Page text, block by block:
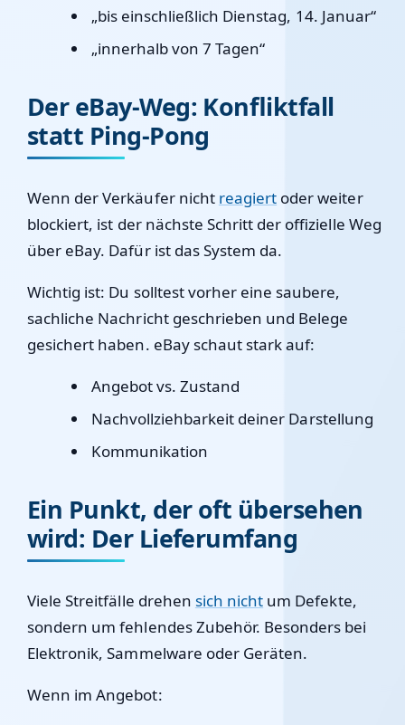
„bis einschließlich Dienstag, 14. Januar“
„innerhalb von 7 Tagen“
Der eBay-Weg: Konfliktfall
statt Ping-Pong
Wenn der Verkäufer nicht reagiert oder weiter
blockiert, ist der nächste Schritt der offizielle Weg
über eBay. Dafür ist das System da.
Wichtig ist: Du solltest vorher eine saubere,
sachliche Nachricht geschrieben und Belege
gesichert haben. eBay schaut stark auf:
Angebot vs. Zustand
Nachvollziehbarkeit deiner Darstellung
Kommunikation
Ein Punkt, der oft übersehen
wird: Der Lieferumfang
Viele Streitfälle drehen sich nicht um Defekte,
sondern um fehlendes Zubehör. Besonders bei
Elektronik, Sammelware oder Geräten.
Wenn im Angebot: